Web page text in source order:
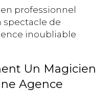
professionnel
spectacle de
inoubliable
Un Magicien
Agence